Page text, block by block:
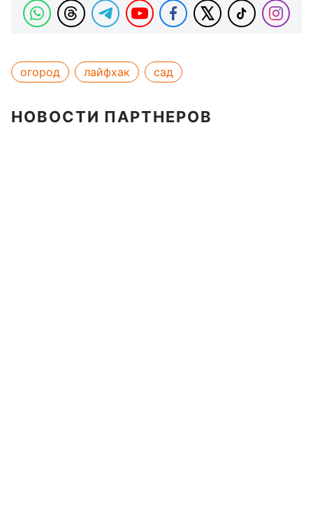
огород лайфхак сад
НОВОСТИ ПАРТНЕРОВ